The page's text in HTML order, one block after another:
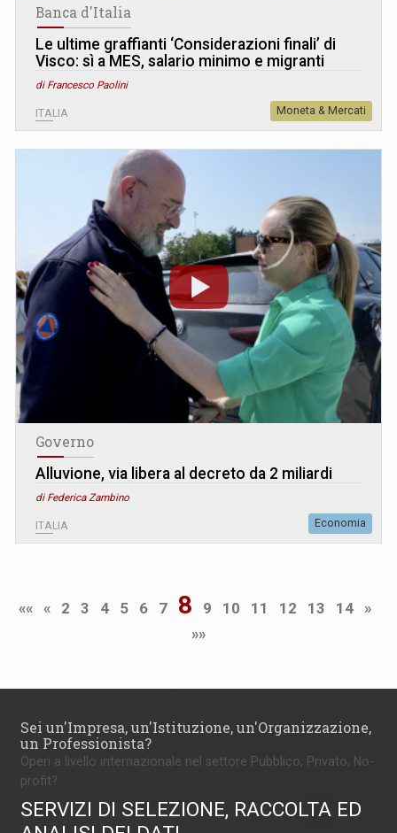
Banca d'Italia
Le ultime graffianti ‘Considerazioni finali’ di
Visco: sì a MES, salario minimo e migranti
di Francesco Paolini
ITALIA Moneta & Mercati
Governo
Alluvione, via libera al decreto da 2 miliardi
di Federica Zambino
ITALIA Economia
«« « 2 3 4 5 6 7 8 9 10 11 12 13 14
»
»»
Sei un'Impresa, un'Istituzione, un'Organizzazione,
un Professionista?
Operi a livello internazionale nel settore Pubblico, Privato, No-
profit?
SERVIZI DI SELEZIONE, RACCOLTA ED